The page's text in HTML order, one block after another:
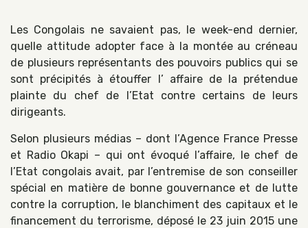
Les Congolais ne savaient pas, le week-end dernier,
quelle attitude adopter face à la montée au créneau
de plusieurs représentants des pouvoirs publics qui se
sont précipités à étouffer l’ affaire de la prétendue
plainte du chef de l’Etat contre certains de leurs
dirigeants.
Selon plusieurs médias – dont l’Agence France Presse
et Radio Okapi – qui ont évoqué l’affaire, le chef de
l’Etat congolais avait, par l’entremise de son conseiller
spécial en matière de bonne gouvernance et de lutte
contre la corruption, le blanchiment des capitaux et le
financement du terrorisme, déposé le 23 juin 2015 une